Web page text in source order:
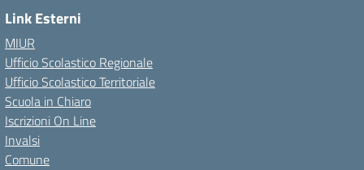
Link Esterni
MIUR
Ufficio Scolastico Regionale
Ufficio Scolastico Territoriale
Scuola in Chiaro
Iscrizioni On Line
Invalsi
Comune